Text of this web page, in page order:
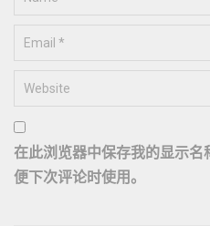
在此浏览器中保存我的显示
便下次评论时使用。